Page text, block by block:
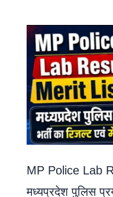
MP Police Lab
मध्यप्रदेश पुलिस